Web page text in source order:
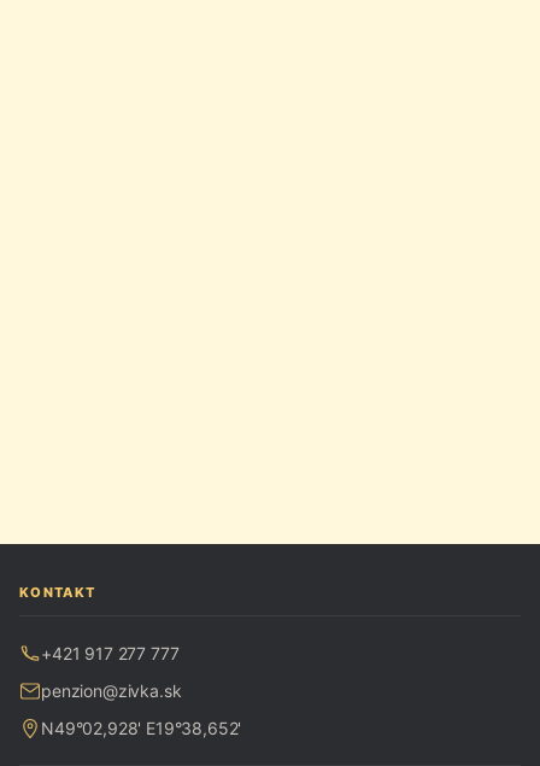
KONTAKT
+421 917 277 777
penzion@zivka.sk
N49°02,928' E19°38,652'